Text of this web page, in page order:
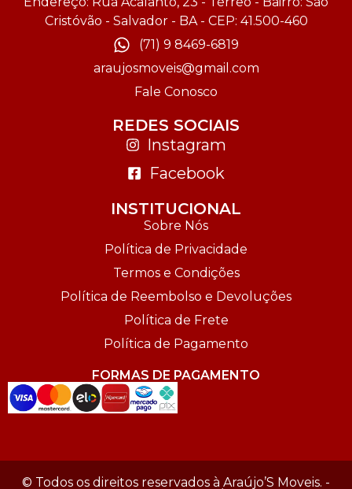
Cristóvão - Salvador - BA - CEP: 41.500-460
(71) 9 8469-6819
araujosmoveis@gmail.com
Fale Conosco
REDES SOCIAIS
Instagram
Facebook
INSTITUCIONAL
Sobre Nós
Política de Privacidade
Termos e Condições
Política de Reembolso e Devoluções
Política de Frete
Política de Pagamento
FORMAS DE PAGAMENTO
© Todos os direitos reservados à Araújo’S Moveis. -